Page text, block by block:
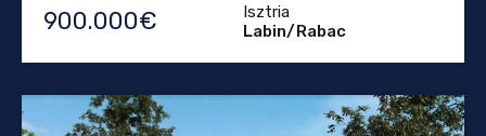
900.000€
Isztria
Labin/Rabac